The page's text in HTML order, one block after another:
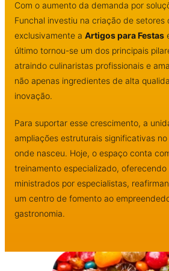
Com o aumento da demanda por
Funchal investiu na criação de setores
exclusivamente a Artigos para Festas
último tornou-se um dos principais
atraindo culinaristas profissionais e
não apenas ingredientes de alta
inovação.
Para suportar esse crescimento, a
ampliações estruturais significativas
onde nasceu. Hoje, o espaço conta
treinamento especializado, oferecendo
ministrados por especialistas,
um centro de fomento ao
gastronomia.